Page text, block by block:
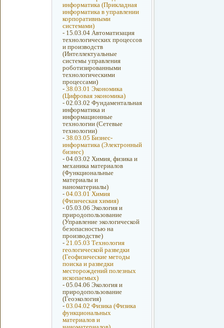
информатика (Прикладная
информатика в управлении
корпоративными
системами)
- 15.03.04 Автоматизация
технологических процессов
и производств
(Интеллектуальные
системы управления
роботизированными
технологическими
процессами)
- 38.03.01 Экономика
(Цифровая экономика)
- 02.03.02 Фундаментальная
информатика и
информационные
технологии (Сетевые
технологии)
- 38.03.05 Бизнес-
информатика (Электронный
бизнес)
- 04.03.02 Химия, физика и
механика материалов
(Функциональные
материалы и
наноматериалы)
- 04.03.01 Химия
(Физическая химия)
- 05.03.06 Экология и
природопользование
(Управление экологической
безопасностью на
производстве)
- 21.05.03 Технология
геологической разведки
(Геофизические методы
поиска и разведки
месторождений полезных
ископаемых)
- 05.04.06 Экология и
природопользование
(Геоэкология)
- 03.04.02 Физика (Физика
функциональных
материалов и